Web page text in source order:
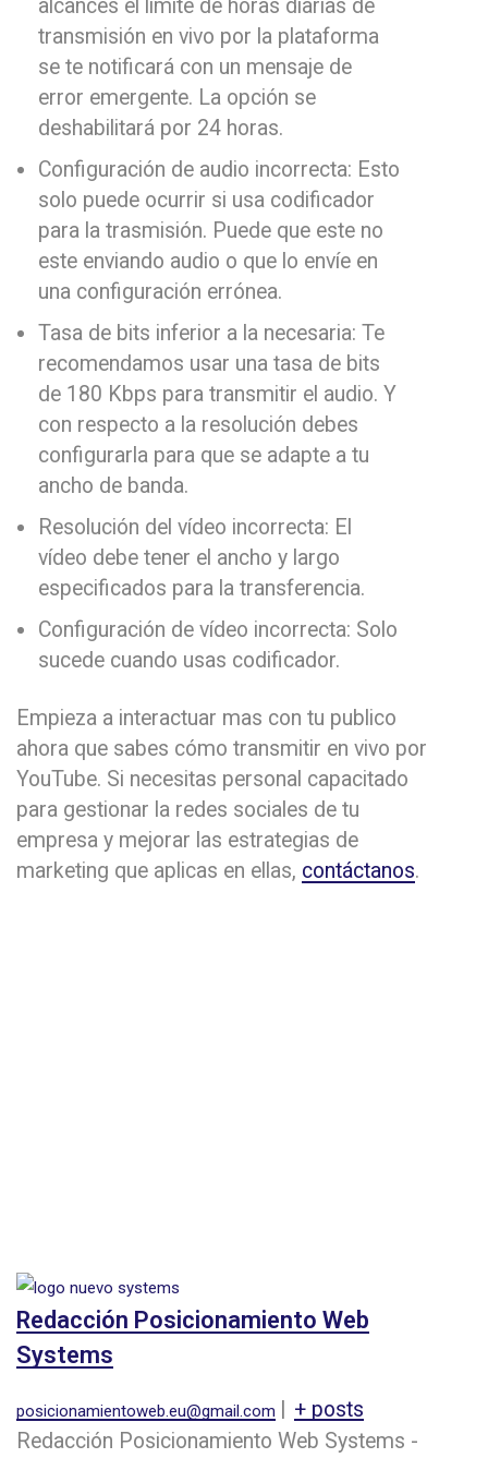
alcances el límite de horas diarias de
transmisión en vivo por la plataforma
se te notificará con un mensaje de
error emergente. La opción se
deshabilitará por 24 horas.
Configuración de audio incorrecta: Esto
solo puede ocurrir si usa codificador
para la trasmisión. Puede que este no
este enviando audio o que lo envíe en
una configuración errónea.
Tasa de bits inferior a la necesaria: Te
recomendamos usar una tasa de bits
de 180 Kbps para transmitir el audio. Y
con respecto a la resolución debes
configurarla para que se adapte a tu
ancho de banda.
Resolución del vídeo incorrecta: El
vídeo debe tener el ancho y largo
especificados para la transferencia.
Configuración de vídeo incorrecta: Solo
sucede cuando usas codificador.
Empieza a interactuar mas con tu publico
ahora que sabes cómo transmitir en vivo por
YouTube. Si necesitas personal capacitado
para gestionar la redes sociales de tu
empresa y mejorar las estrategias de
marketing que aplicas en ellas, contáctanos.
Redacción Posicionamiento Web
Systems
posicionamientoweb.eu@gmail.com
+ posts
Redacción Posicionamiento Web Systems -